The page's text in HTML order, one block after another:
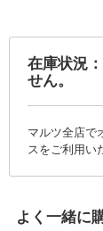
在庫状況
せん。
マルツ全店で
スをご利用い
よく一緒に